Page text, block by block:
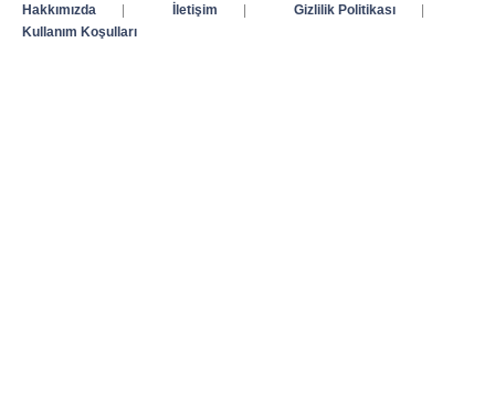
Hakkımızda
| İletişim | Gizlilik Politikası
|
Kullanım Koşulları